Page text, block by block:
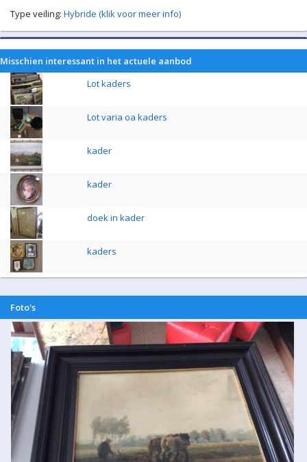
Type veiling: Hybride (klik voor meer info)
Misschien interessant in het actuele aanbod
Lot kaders
Lot varia oa kaders
kader
kader
doek in kader
kaders
Foto's